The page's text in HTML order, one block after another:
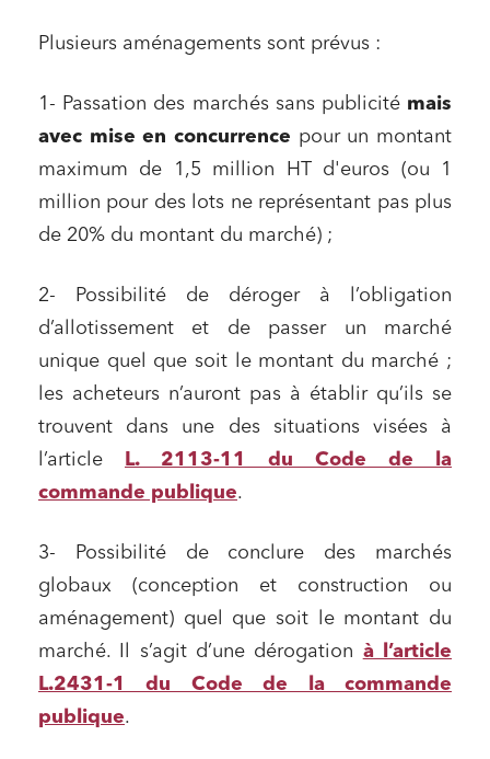
Plusieurs aménagements sont prévus :
1- Passation des marchés sans publicité mais
avec mise en concurrence pour un montant
maximum de 1,5 million HT d'euros (ou 1
million pour des lots ne représentant pas plus
de 20% du montant du marché) ;
2- Possibilité de déroger à l’obligation
d’allotissement et de passer un marché
unique quel que soit le montant du marché ;
les acheteurs n’auront pas à établir qu’ils se
trouvent dans une des situations visées à
l’article
L. 2113-11 du Code de la
commande publique.
3- Possibilité de conclure des marchés
globaux (conception et construction ou
aménagement) quel que soit le montant du
marché. Il s’agit d’une dérogation à l’article
L.2431-1 du Code de la commande
publique.